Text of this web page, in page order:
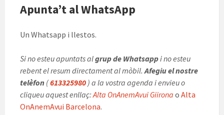
Apunta’t al WhatsApp
Un Whatsapp i llestos.
Si no esteu apuntats algrup de Whatsappi no esteu
rebent el resum directament al mòbil.Afegiu el nostre
telèfon (613325980 ) a la vostra agenda i envieu o
cliqueu aquest enllaç:Alta OnAnemAvui Giirona o Alta
OnAnemAvui Barcelona.